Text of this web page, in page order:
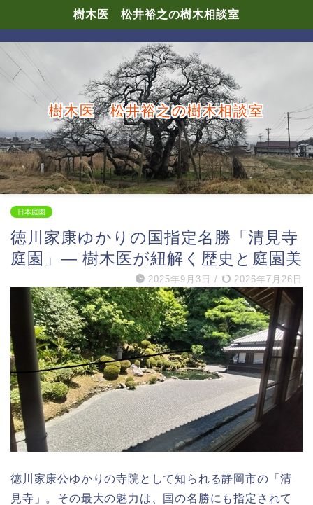
樹木医 松井裕之の樹木相談室
樹木医 松井裕之の樹木相談室
日本庭園
徳川家康ゆかりの国指定名勝「清見寺
庭園」— 樹木医が紐解く歴史と庭園美
2025年9月3日 / 2026年7月26日
徳川家康公ゆかりの寺院として知られる静岡市の「清
見寺」。その最大の魅力は、国の名勝にも指定されて